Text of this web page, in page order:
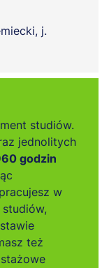
j.
studiów.
jednolitych
godzin
w
też